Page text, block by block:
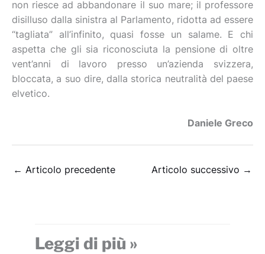
non riesce ad abbandonare il suo mare; il professore
disilluso dalla sinistra al Parlamento, ridotta ad essere
“tagliata” all’infinito, quasi fosse un salame. E chi
aspetta che gli sia riconosciuta la pensione di oltre
vent’anni di lavoro presso un’azienda svizzera,
bloccata, a suo dire, dalla storica neutralità del paese
elvetico.
Daniele Greco
← Articolo precedente Articolo successivo →
Leggi di più »